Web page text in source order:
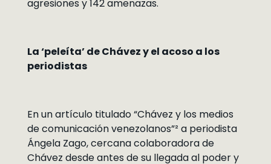
agresiones y 142 amenazas.
La ‘peleíta’ de Chávez y el acoso a los
periodistas
En un artículo titulado “Chávez y los medios
de comunicación venezolanos”² a periodista
Ángela Zago, cercana colaboradora de
Chávez desde antes de su llegada al poder y